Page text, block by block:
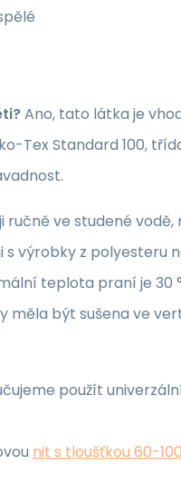
Ano, tato látka je
Tex Standard 100,
ručně ve studené
s výrobky z polyesteru
teplota praní je 30
měla být sušena ve
použít
nit s tloušťkou 60-